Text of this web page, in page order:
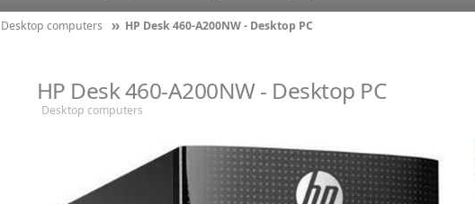
Desktop computers HP Desk 460-A200NW - Desktop PC
HP Desk 460-A200NW - Desktop PC
Desktop computers